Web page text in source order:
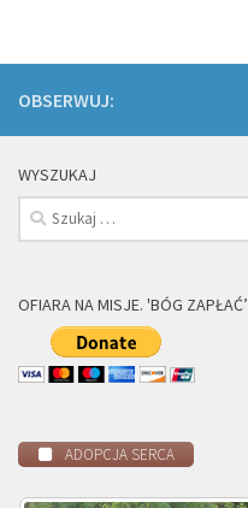
OBSERWUJ:
WYSZUKAJ
Szukaj:
OFIARA NA MISJE. 'BÓG ZAPŁAĆ’
ADOPCJA SERCA